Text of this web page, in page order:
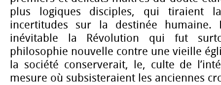
plus logiques disciples, qui tiraient
incertitudes sur la destinée humaine.
inévitable la Révolution qui fut
philosophie nouvelle contre une vieille
la société conserverait, le, culte de
mesure où subsisteraient les anciennes